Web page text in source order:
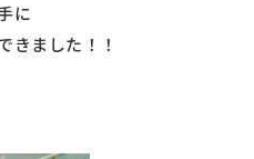
に
きました！！